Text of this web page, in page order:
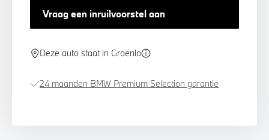
Vraag een inruilvoorstel aan
Deze auto staat in Groenlo
24 maanden BMW Premium Selection garantie